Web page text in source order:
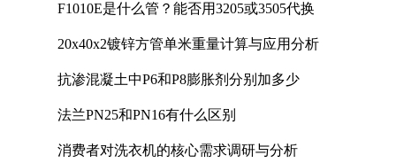
F1010E是什么管？能否用3205或3505代换
20x40x2镀锌方管单米重量计算与应用分析
抗渗混凝土中P6和P8膨胀剂分别加多少
法兰PN25和PN16有什么区别
消费者对洗衣机的核心需求调研与分析